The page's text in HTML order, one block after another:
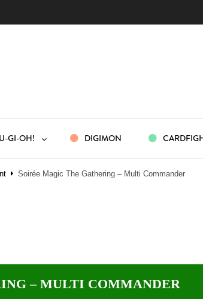
GI-OH! DIGIMON
Soirée Magic The Gathering – Multi Commander
– MULTI COMMANDER